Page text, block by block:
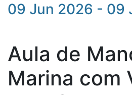
09 Jun 2026 - 09
Aula de
Marina com